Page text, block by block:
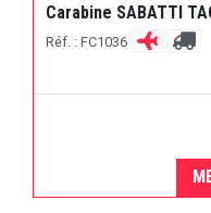
Carabine SABATTI
Réf. : FC1036